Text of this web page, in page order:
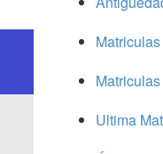
Ultima